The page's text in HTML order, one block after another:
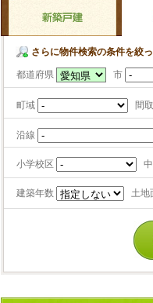
さらに物件検索の条件を絞
都道府県 市
町域 間
沿線
小学校区
建築年数 土地